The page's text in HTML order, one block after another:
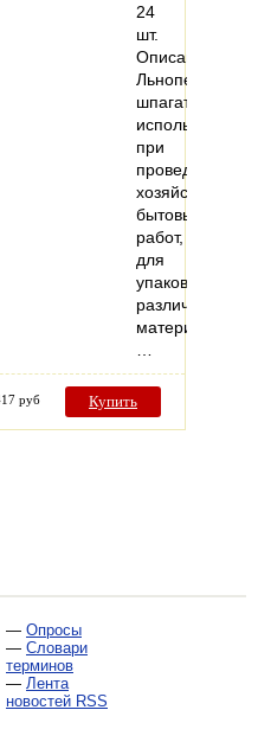
24
шт.
Описание:
Льнопеньковый
шпагат
используется
при
проведении
хозяйственно-
бытовых
работ,
для
упаковки
различных
материалов,
руб Купить
— Опросы
— Словари
терминов
— Лента
новостей RSS